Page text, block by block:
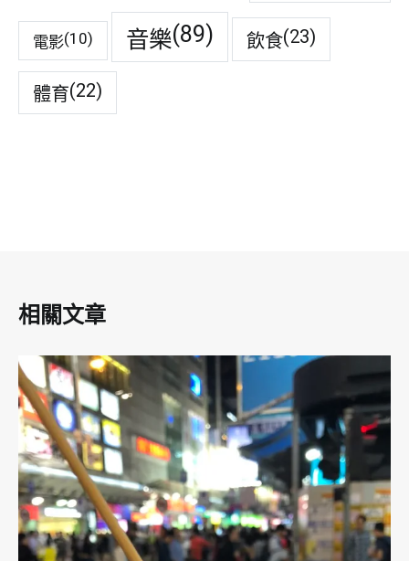
電影(10) 音樂(89) 飲食(23)
體育(22)
相關文章